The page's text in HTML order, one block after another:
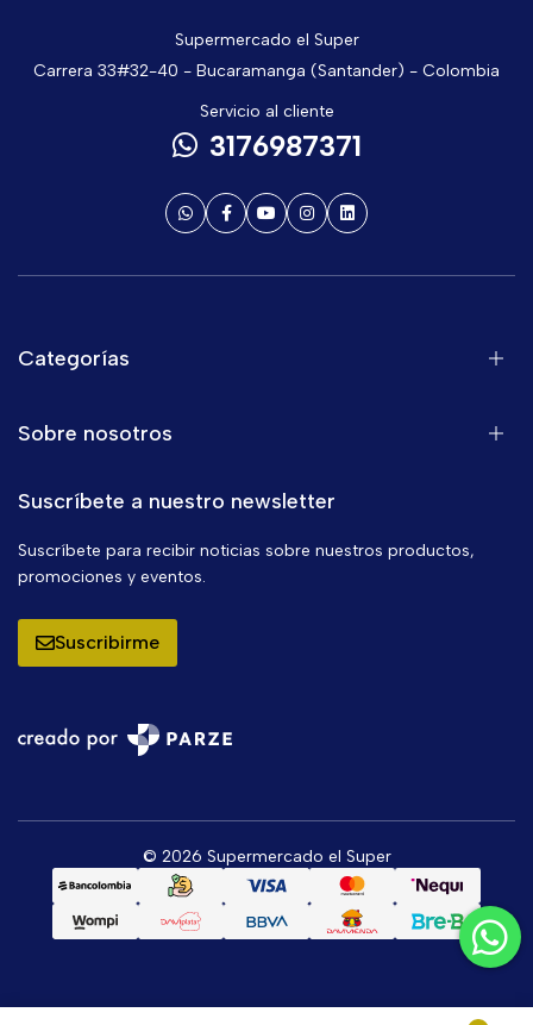
Supermercado el Super
Carrera 33#32-40 - Bucaramanga (Santander) - Colombia
Servicio al cliente
3176987371
Categorías
Sobre nosotros
Suscríbete a nuestro newsletter
Suscríbete para recibir noticias sobre nuestros productos,
promociones y eventos.
Suscribirme
© 2026 Supermercado el Super